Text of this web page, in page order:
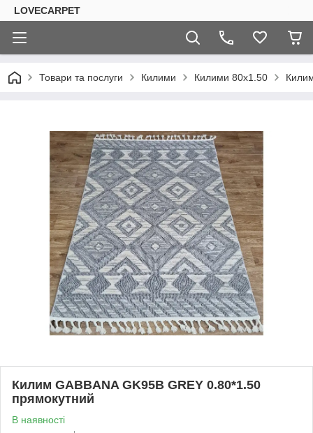
LOVECARPET
Товари та послуги Килими Килими 80х1.50
Килим GABBANA GK95B GREY 0.80*1.50
прямокутний
В наявності